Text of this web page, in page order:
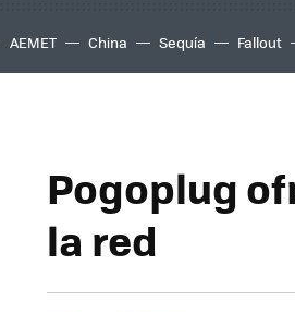
AEMET China Sequía Fallout
Pogoplug
la red